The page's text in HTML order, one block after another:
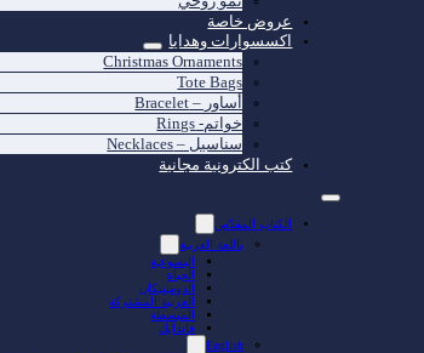
عروض خاصة
اكسسوارات وهدايا
Christmas Ornaments
Tote Bags
أساور – Bracelet
خواتم- Rings
سناسيل – Necklaces
كتب الكترونية مجانية
الكتاب المقدّس
باللغة العربية
اليسوعية
الحياة
الدومينيكان
العربية المشتركة
المبسطة
فاندايك
English